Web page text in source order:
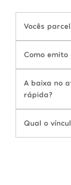
Vocês
Como emito
A baixa no
rápida?
Qual o